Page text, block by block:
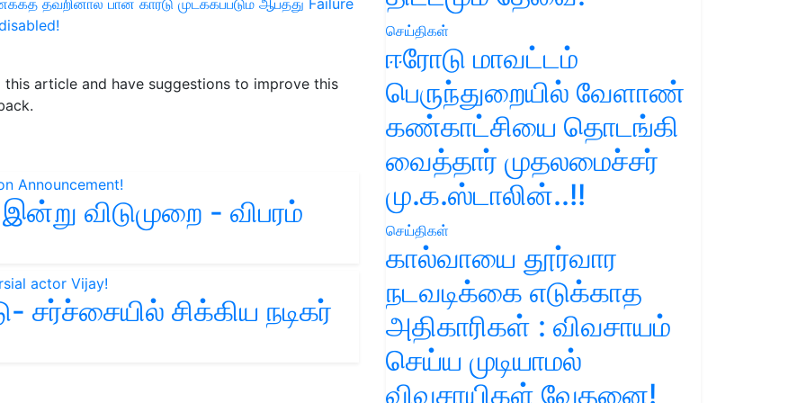
தவறினால் பான் கார்டு முடக்கப்படும் ஆபத்து Failure
this article and have suggestions to improve this
விடுமுறை - விபரம்
சர்ச்சையில் சிக்கிய நடிகர்
செய்திகள்
ஈரோடு மாவட்டம்
பெருந்துறையில் வேளாண்
கண்காட்சியை தொடங்கி
வைத்தார் முதலமைச்சர்
மு.க.ஸ்டாலின்..!!
செய்திகள்
கால்வாயை தூர்வார
நடவடிக்கை எடுக்காத
அதிகாரிகள் : விவசாயம்
செய்ய முடியாமல்
விவசாயிகள் வேதனை!